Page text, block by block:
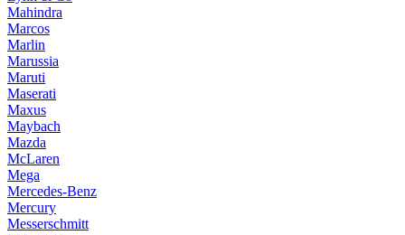
Mahindra
Marcos
Marlin
Marussia
Maruti
Maserati
Maxus
Maybach
Mazda
McLaren
Mega
Mercedes-Benz
Mercury
Messerschmitt